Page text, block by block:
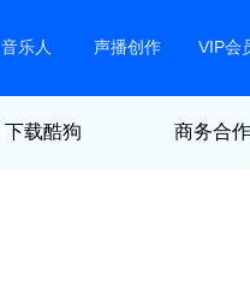
音乐人 声播创作 VIP会
下载酷狗 商务合作